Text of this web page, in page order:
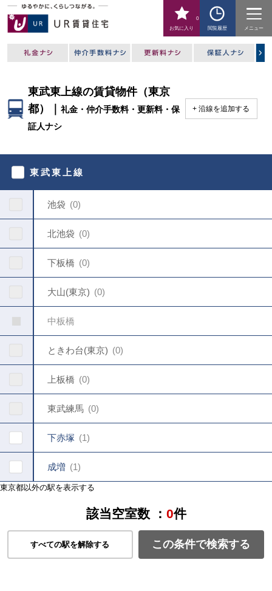
お気に入り
0
閲覧履歴
メニュー
東武東上線の賃貸物件（東京
都）｜礼金・仲介手数料・更新料・保
証人ナシ
沿線を追加する
く
東武東上線
池袋 0
北池袋 0
下板橋 0
大山(東京) 0
中板橋
ときわ台(東京) 0
上板橋 0
東武練馬 0
下赤塚 1
成増 1
東京都以外の駅を表示する
該当空室数 ： 0件
すべての駅を解除する この条件で検索する